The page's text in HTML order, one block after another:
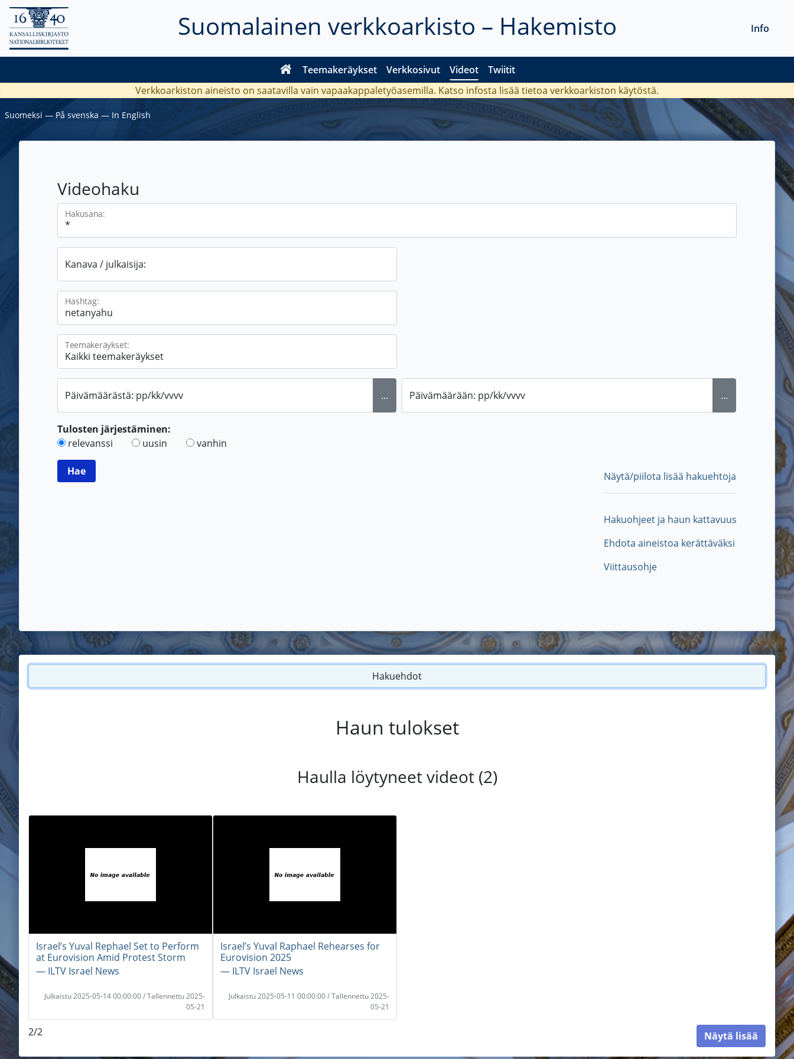
Suomalainen verkkoarkisto – Hakemisto
Teemakeräykset Verkkosivut Videot Twiitit
Info
Verkkoarkiston aineisto on saatavilla vain vapaakappaletyöasemilla. Katso infosta lisää tietoa verkkoarkiston käytöstä.
Suomeksi ― På svenska ― In English
Videohaku
Hakusana:
Kanava / julkaisija:
Hashtag:
Teemakeräykset:
Päivämäärästä: pp/kk/vvvv ... Päivämäärään: pp/kk/vvvv ...
Tulosten järjestäminen:
relevanssi
uusin vanhin
Näytä/piilota lisää hakuehtoja
Hakuohjeet ja haun kattavuus
Ehdota aineistoa kerättäväksi
Viittausohje
Hakuehdot
Haun tulokset
Haulla löytyneet videot (2)
Israel’s Yuval Rephael Set to Perform
at Eurovision Amid Protest Storm
― ILTV Israel News
Julkaistu 2025-05-14 00:00:00 / Tallennettu 2025-
05-21
Israel’s Yuval Raphael Rehearses for
Eurovision 2025
― ILTV Israel News
Julkaistu 2025-05-11 00:00:00 / Tallennettu 2025-
05-21
2/2 Näytä lisää